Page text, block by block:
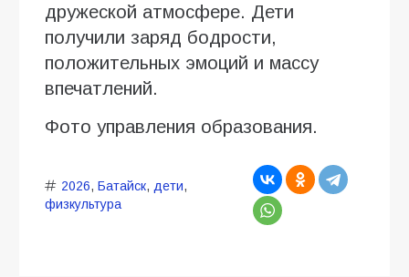
дружеской атмосфере. Дети
получили заряд бодрости,
положительных эмоций и массу
впечатлений.
Фото управления образования.
2026, Батайск, дети,
физкультура